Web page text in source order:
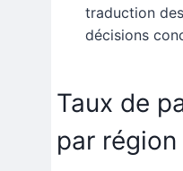
traduction
décisions
Taux de
par région